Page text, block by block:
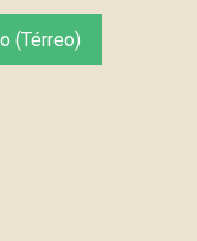
(Térreo)